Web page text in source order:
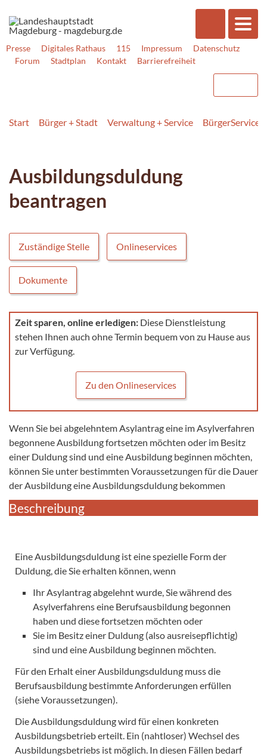
Presse Digitales Rathaus 115 Impressum
Datenschutz
Forum
Stadtplan Kontakt Barrierefreiheit
Start Bürger + Stadt Verwaltung + Service BürgerService
Ausbildungsduldung
beantragen
Zuständige Stelle Onlineservices
Dokumente
Zeit sparen, online erledigen: Diese Dienstleistung
stehen Ihnen auch ohne Termin bequem von zu Hause aus
zur Verfügung.
Zu den Onlineservices
Wenn Sie bei abgelehntem Asylantrag eine im Asylverfahren
begonnene Ausbildung fortsetzen möchten oder im Besitz
einer Duldung sind und eine Ausbildung beginnen möchten,
können Sie unter bestimmten Voraussetzungen für die Dauer
der Ausbildung eine Ausbildungsduldung bekommen
Beschreibung
Eine Ausbildungsduldung ist eine spezielle Form der
Duldung, die Sie erhalten können, wenn
Ihr Asylantrag abgelehnt wurde, Sie während des
Asylverfahrens eine Berufsausbildung begonnen
haben und diese fortsetzen möchten oder
Sie im Besitz einer Duldung (also ausreisepflichtig)
sind und eine Ausbildung beginnen möchten.
Für den Erhalt einer Ausbildungsduldung muss die
Berufsausbildung bestimmte Anforderungen erfüllen
(siehe Voraussetzungen).
Die Ausbildungsduldung wird für einen konkreten
Ausbildungsbetrieb erteilt. Ein (nahtloser) Wechsel des
Ausbildungsbetriebs ist möglich. In diesen Fällen bedarf